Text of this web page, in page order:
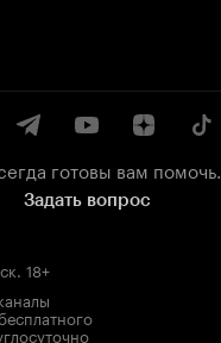
готовы вам помочь.
Задать вопрос
. 18+